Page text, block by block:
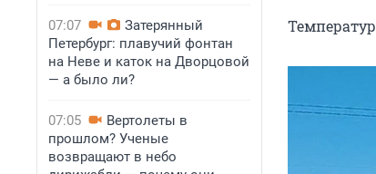
07:07
Затерянный
Петербург: плавучий фонтан
на Неве и каток на Дворцовой
— а было ли?
07:05
Вертолеты в
прошлом? Ученые
возвращают в небо